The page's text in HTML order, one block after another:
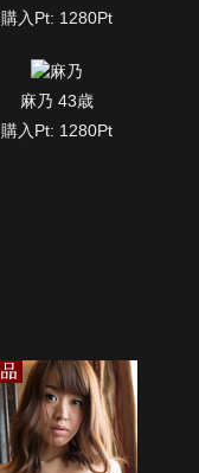
購入Pt: 1280Pt
麻乃 43歳
購入Pt: 1280Pt